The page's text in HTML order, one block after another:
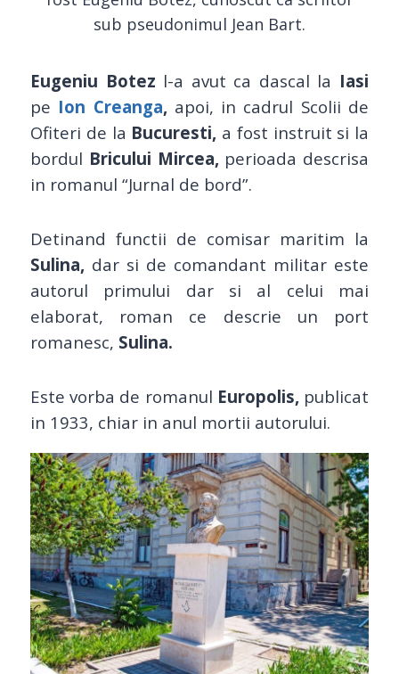
sub pseudonimul Jean Bart.
Eugeniu Botez l-a avut ca dascal la Iasi
pe Ion Creanga, apoi, in cadrul Scolii de
Ofiteri de la Bucuresti, a fost instruit si la
bordul Bricului Mircea, perioada descrisa
in romanul “Jurnal de bord”.
Detinand functii de comisar maritim la
Sulina, dar si de comandant militar este
autorul primului dar si al celui mai
elaborat, roman ce descrie un port
romanesc, Sulina.
Este vorba de romanul Europolis, publicat
in 1933, chiar in anul mortii autorului.